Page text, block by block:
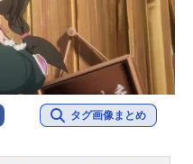
タグ画像まとめ